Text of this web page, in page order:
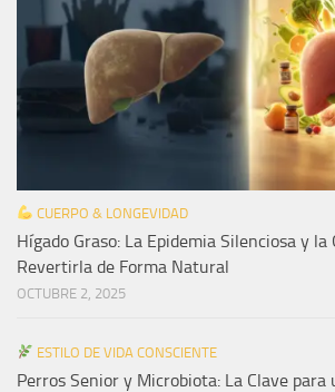
CUERPO & LONGEVIDAD
Hígado Graso: La Epidemia Silenciosa y la
Revertirla de Forma Natural
OCTUBRE 2, 2025
ESTILO DE VIDA CONSCIENTE
Perros Senior y Microbiota: La Clave para